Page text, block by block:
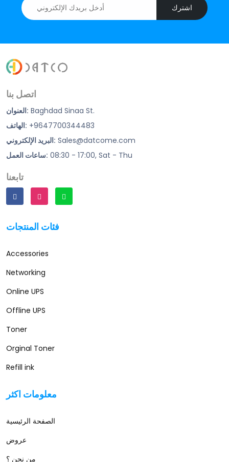
اشترك
اتصل بنا
العنوان: Baghdad Sinaa St.
الهاتف: +9647700344483
البريد الإلكتروني: Sales@datcome.com
ساعات العمل: 08:30 - 17:00, Sat - Thu
تابعنا
فئات المنتجات
Accessories
Networking
Online UPS
Offline UPS
Toner
Orginal Toner
Refill ink
معلومات اكثر
الصفحة الرئيسية
عروض
من نحن ؟